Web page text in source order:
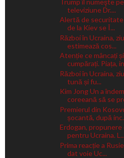
Trump îl numeşte
televiziune Dr....
Alertă de
de la Kiev se Î...
Război în Ucraina,
estimează cos...
Atenție ce mâncați
cumpărați. Piața,
Război în Ucraina,
tună și fu...
Kim Jong Un a
coreeană să se
Premierul din
șocantă, după
Erdogan,
pentru Ucraina.
Prima reacție a
dat voie Uc...